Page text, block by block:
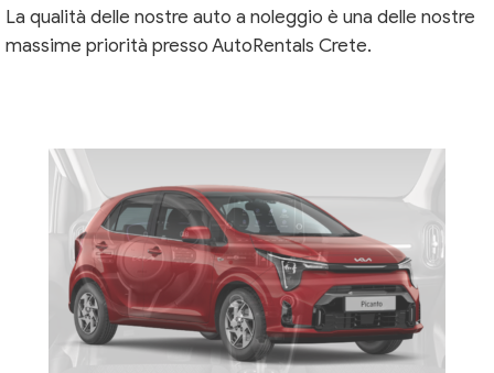
La qualità delle nostre auto a noleggio è una delle nostre
massime priorità presso AutoRentals Crete.